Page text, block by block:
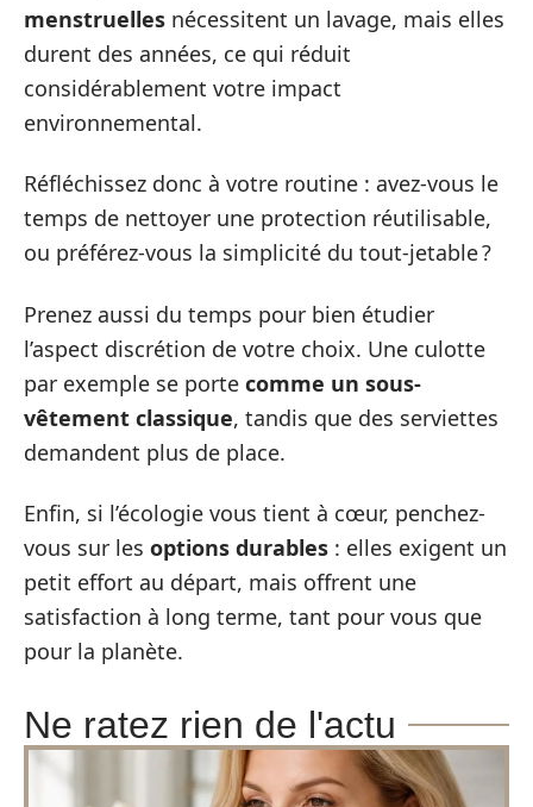
menstruelles nécessitent un lavage, mais elles
durent des années, ce qui réduit
considérablement votre impact
environnemental.
Réfléchissez donc à votre routine : avez-vous le
temps de nettoyer une protection réutilisable,
ou préférez-vous la simplicité du tout-jetable ?
Prenez aussi du temps pour bien étudier
l’aspect discrétion de votre choix. Une culotte
par exemple se porte comme un sous-
vêtement classique, tandis que des serviettes
demandent plus de place.
Enfin, si l’écologie vous tient à cœur, penchez-
vous sur les options durables : elles exigent un
petit effort au départ, mais offrent une
satisfaction à long terme, tant pour vous que
pour la planète.
Ne ratez rien de l'actu